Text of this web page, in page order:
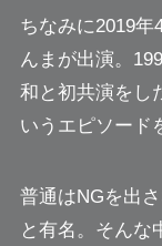
ちなみに2019年
んまが出演。
和と初共演をし
いうエピソード
普通はNGを出
と有名。そんな